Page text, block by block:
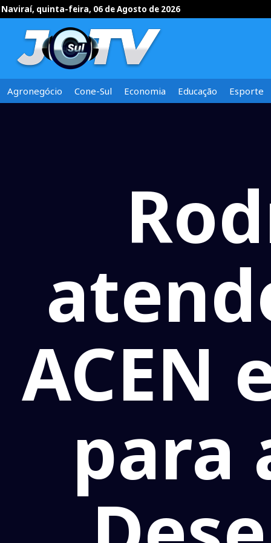
Naviraí, quinta-feira, 06 de Agosto de 2026
Agronegócio Cone-Sul Economia Educação Esporte
ACEN
para